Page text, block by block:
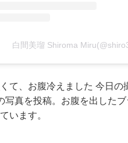
白間美瑠 Shiroma
て、お腹冷えました 今日
写真を投稿。お腹を出した
います。